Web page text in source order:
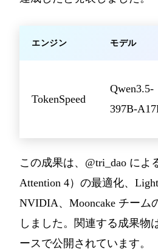
エンジン モデル
TokenSpeed
Qwen3.5-
397B-
この成果は、@tri_dao によ
Attention 4）の最適化、
NVIDIA、Mooncake チーム
しました。関連する成果物
ースで公開されています。